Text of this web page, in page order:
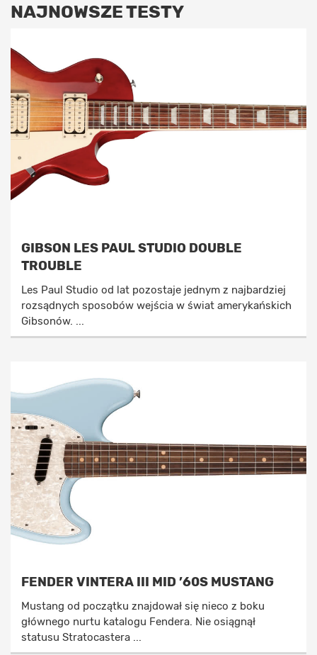
NAJNOWSZE TESTY
GIBSON LES PAUL STUDIO DOUBLE
TROUBLE
Les Paul Studio od lat pozostaje jednym z najbardziej
rozsądnych sposobów wejścia w świat amerykańskich
Gibsonów. ...
FENDER VINTERA III MID ’60S MUSTANG
Mustang od początku znajdował się nieco z boku
głównego nurtu katalogu Fendera. Nie osiągnął
statusu Stratocastera ...